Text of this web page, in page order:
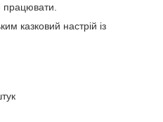
працювати.
казковий настрій із